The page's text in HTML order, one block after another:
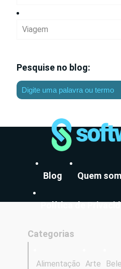
Viagem
Pesquise no blog:
Blog Quem
Política de
Categorias
Alimentação Arte